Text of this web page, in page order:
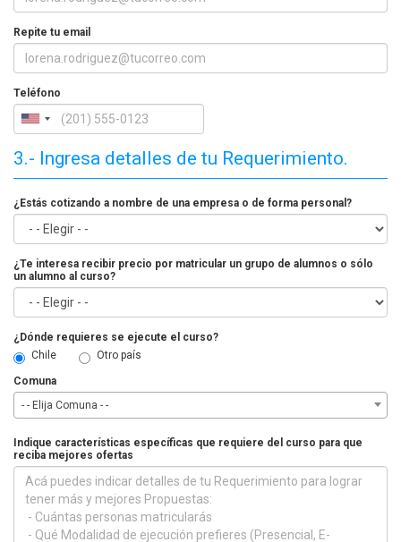
Repite tu email
Teléfono
3.- Ingresa detalles de tu Requerimiento.
¿Estás cotizando a nombre de una empresa o de forma personal?
¿Te interesa recibir precio por matricular un grupo de alumnos o sólo
un alumno al curso?
¿Dónde requieres se ejecute el curso?
Chile
Otro país
Comuna
- - Elija Comuna - -
Indique características específicas que requiere del curso para que
reciba mejores ofertas